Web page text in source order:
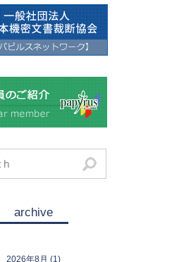
archive
2026年8月 (1)